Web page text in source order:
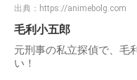
出典： https://animebolg.com
毛利小五郎
元刑事の私立探偵で、毛
い！